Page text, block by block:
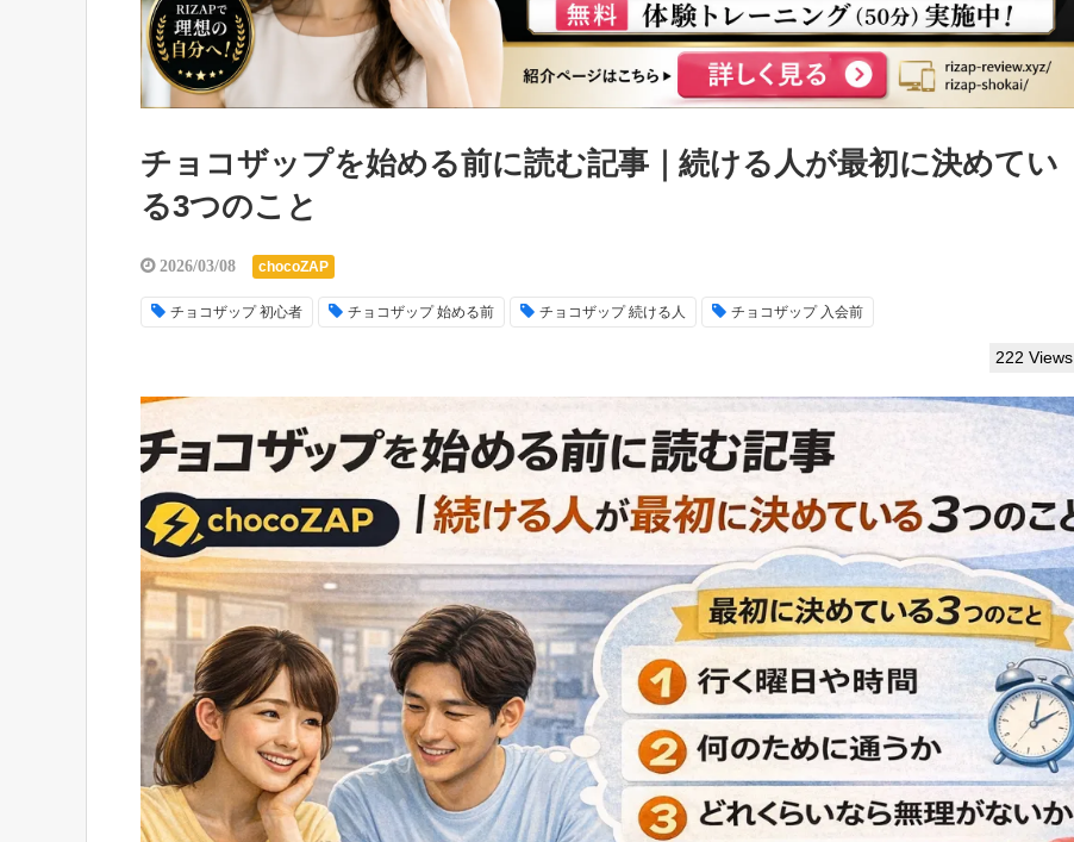
チョコザップを始める前に読む記事｜続ける人が最初に決めてい
る3つのこと
2026/03/08 chocoZAP
チョコザップ 初心者 チョコザップ 始める前 チョコザップ 続ける人 チョコザップ 入会前
222 Views